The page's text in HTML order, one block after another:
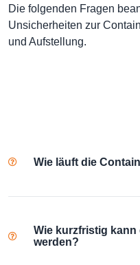
Die folgenden Fragen
Unsicherheiten zur
und Aufstellung.
Wie läuft die
Wie kurzfristig
werden?